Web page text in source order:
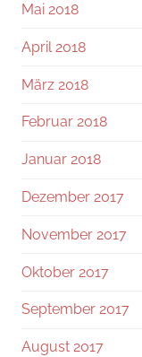
Mai 2018
April 2018
März 2018
Februar 2018
Januar 2018
Dezember 2017
November 2017
Oktober 2017
September 2017
August 2017